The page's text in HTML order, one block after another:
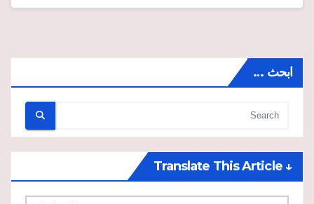
ابحث …
↓ Translate This Article